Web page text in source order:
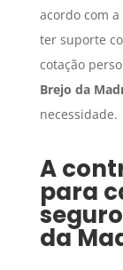
acordo com
ter suporte
cotação
Brejo da
necessidade.
A
para
da